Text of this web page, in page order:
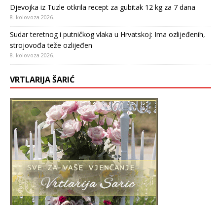
Djevojka iz Tuzle otkrila recept za gubitak 12 kg za 7 dana
8. kolovoza 2026.
Sudar teretnog i putničkog vlaka u Hrvatskoj: Ima ozlijeđenih,
strojovođa teže ozlijeđen
8. kolovoza 2026.
VRTLARIJA ŠARIĆ